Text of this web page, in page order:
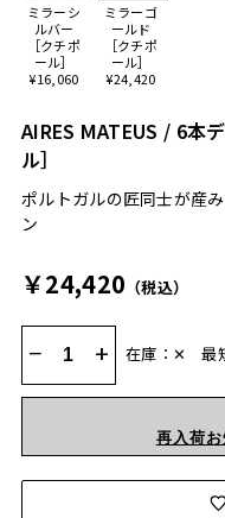
ミラーシ
ルバー
［クチポ
ール］
¥16,060
ミラーゴ
ールド
［クチポ
ール］
¥24,420
AIRES MATEUS / 6本
ル］
ポルトガルの匠同士が産
ン
￥24,420 （税込）
− + 在庫：✕ 最
再入荷